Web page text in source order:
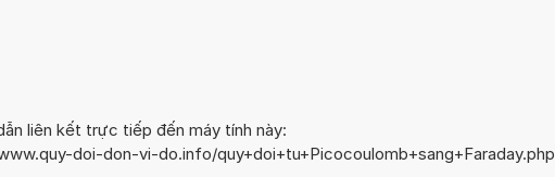
liên kết trực tiếp đến máy tính này:
doi-don-vi-do.info/quy+doi+tu+Picocoulomb+sang+Faraday.php